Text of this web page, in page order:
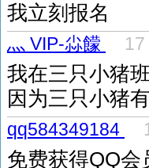
我立刻报名
灬 VIP-尛饛
我在三只小猪
因为三只小
qq584349184
免费获得QQ会